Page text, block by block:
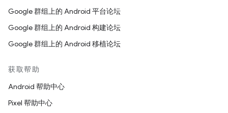
Google 群组上的 Android 平台论坛
Google 群组上的 Android 构建论坛
Google 群组上的 Android 移植论坛
获取帮助
Android 帮助中心
Pixel 帮助中心